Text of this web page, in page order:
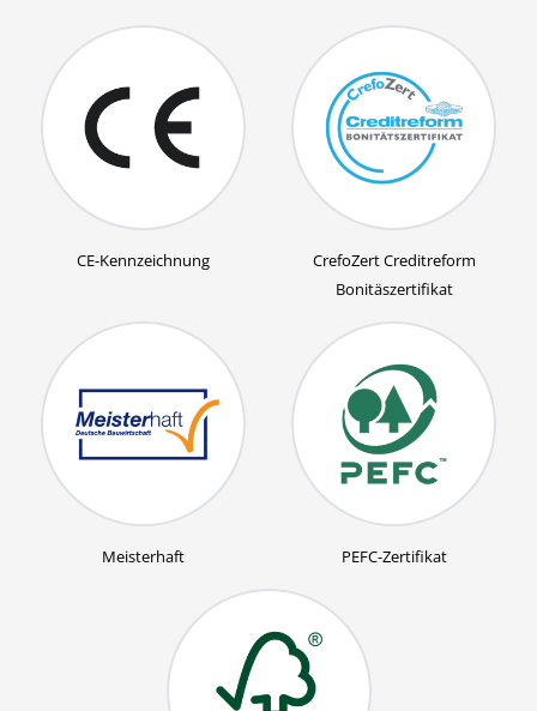
CE-Kennzeichnung
CrefoZert Creditreform
Bonitäszertifikat
Meisterhaft PEFC-Zertifikat